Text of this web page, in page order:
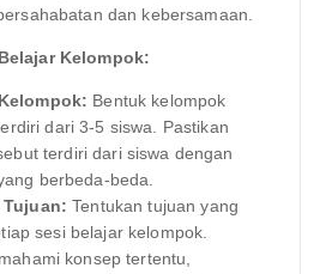
dan kebersamaan.
Kelompok:
Bentuk kelompok
dari 3-5 siswa. Pastikan
terdiri dari siswa dengan
berbeda-beda.
Tentukan tujuan yang
sesi belajar kelompok.
konsep tertentu,